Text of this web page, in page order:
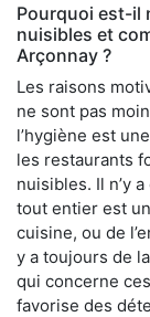
Pourquoi est-il
nuisibles et
Arçonnay ?
Les raisons
ne sont pas
l’hygiène est
les restaurants
nuisibles. Il n’y
tout entier est
cuisine, ou de
y a toujours de
qui concerne
favorise des